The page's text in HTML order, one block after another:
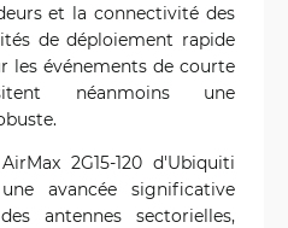
et la connectivité des
de déploiement rapide
les événements de courte
néanmoins une
2G15-120 d'Ubiquiti
avancée significative
antennes sectorielles,